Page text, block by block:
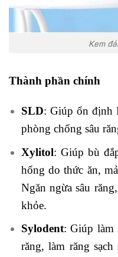
Kem
Thành phần chính
SLD: Giúp ổn định
phòng chống sâu
Xylitol: Giúp bù
hổng do thức ăn,
Ngăn ngừa sâu
khỏe.
Sylodent: Giúp làm
răng, làm răng